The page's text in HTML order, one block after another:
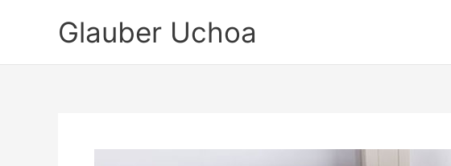
conteúdo
Glauber Uchoa